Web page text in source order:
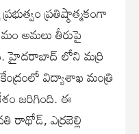
ప్రభుత్వం ప్రతిష్ఠాత్మకంగా
అమలు తీరుపై
హైదరాబాద్ లోని మర్రి
విద్యాశాఖ మంత్రి
జరిగింది. ఈ
రాథోడ్, ఎర్రబెల్లి